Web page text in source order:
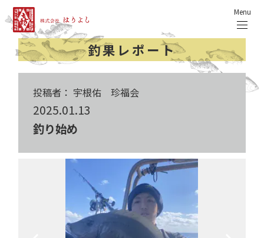
Menu
釣果レポート
投稿者： 宇根佑 珍福会
2025.01.13
釣り始め